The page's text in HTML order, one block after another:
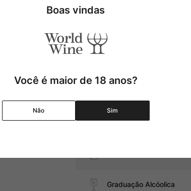
por sua
tem
massas com
Tipo
Graduação Alcóolica
Boas vindas
Você é maior de 18 anos?
Não Sim